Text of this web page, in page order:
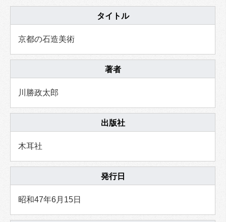
タイトル
京都の石造美術
著者
川勝政太郎
出版社
木耳社
発行日
昭和47年6月15日